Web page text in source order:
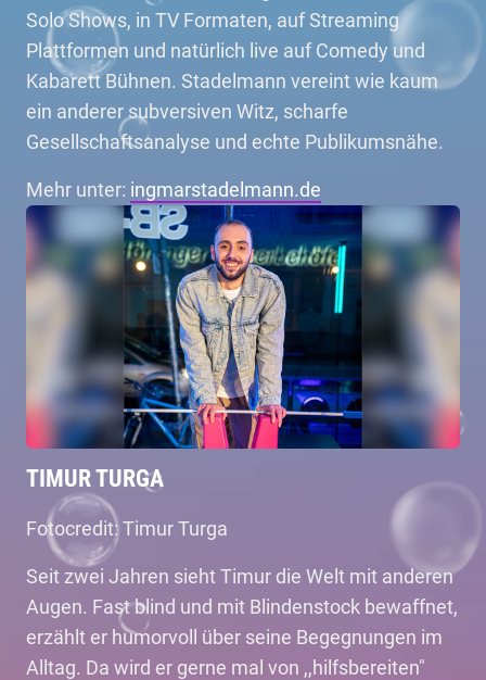
Solo Shows, in TV Formaten, auf Streaming
Plattformen und natürlich live auf Comedy und
Kabarett Bühnen. Stadelmann vereint wie kaum
ein anderer subversiven Witz, scharfe
Gesellschaftsanalyse und echte Publikumsnähe.
Mehr unter: ingmarstadelmann.de
TIMUR TURGA
Fotocredit: Timur Turga
Seit zwei Jahren sieht Timur die Welt mit anderen
Augen. Fast blind und mit Blindenstock bewaffnet,
erzählt er humorvoll über seine Begegnungen im
Alltag. Da wird er gerne mal von ,,hilfsbereiten"